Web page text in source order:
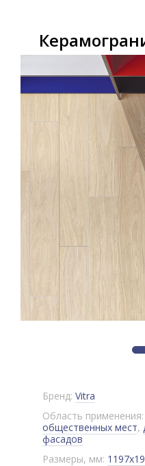
Бренд: Vitra
Область применения:
общественных мест,
фасадов
Размеры, мм: